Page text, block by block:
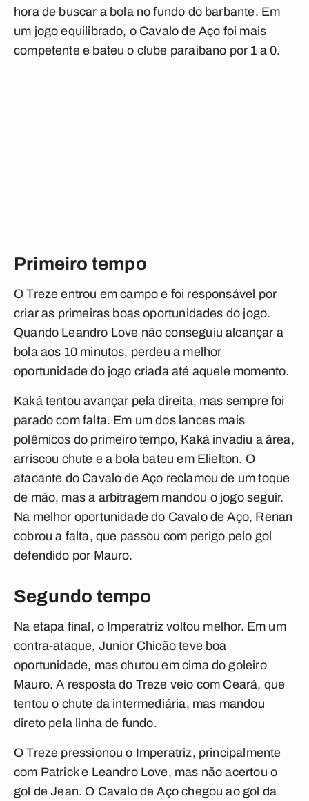
hora de buscar a bola no fundo do barbante. Em
um jogo equilibrado, o Cavalo de Aço foi mais
competente e bateu o clube paraibano por 1 a 0.
Primeiro tempo
O Treze entrou em campo e foi responsável por
criar as primeiras boas oportunidades do jogo.
Quando Leandro Love não conseguiu alcançar a
bola aos 10 minutos, perdeu a melhor
oportunidade do jogo criada até aquele momento.
Kaká tentou avançar pela direita, mas sempre foi
parado com falta. Em um dos lances mais
polêmicos do primeiro tempo, Kaká invadiu a área,
arriscou chute e a bola bateu em Elielton. O
atacante do Cavalo de Aço reclamou de um toque
de mão, mas a arbitragem mandou o jogo seguir.
Na melhor oportunidade do Cavalo de Aço, Renan
cobrou a falta, que passou com perigo pelo gol
defendido por Mauro.
Segundo tempo
Na etapa final, o Imperatriz voltou melhor. Em um
contra-ataque, Junior Chicão teve boa
oportunidade, mas chutou em cima do goleiro
Mauro. A resposta do Treze veio com Ceará, que
tentou o chute da intermediária, mas mandou
direto pela linha de fundo.
O Treze pressionou o Imperatriz, principalmente
com Patrick e Leandro Love, mas não acertou o
gol de Jean. O Cavalo de Aço chegou ao gol da